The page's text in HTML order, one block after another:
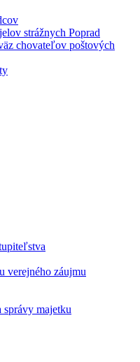
strážnych Poprad
chovateľov poštových
verejného záujmu
správy majetku